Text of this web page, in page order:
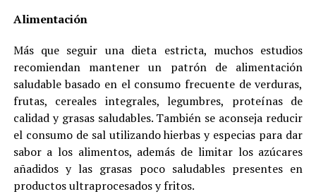
Alimentación
Más que seguir una dieta estricta, muchos estudios
recomiendan mantener un patrón de alimentación
saludable basado en el consumo frecuente de verduras,
frutas, cereales integrales, legumbres, proteínas de
calidad y grasas saludables. También se aconseja reducir
el consumo de sal utilizando hierbas y especias para dar
sabor a los alimentos, además de limitar los azúcares
añadidos y las grasas poco saludables presentes en
productos ultraprocesados y fritos.